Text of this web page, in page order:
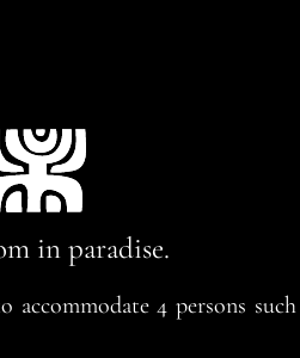
in paradise.
accommodate 4 persons